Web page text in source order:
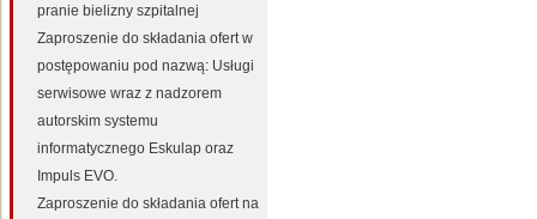
pranie bielizny szpitalnej
Zaproszenie do składania ofert w
postępowaniu pod nazwą: Usługi
serwisowe wraz z nadzorem
autorskim systemu
informatycznego Eskulap oraz
Impuls EVO.
Zaproszenie do składania ofert na